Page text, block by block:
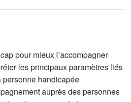
pour mieux l’accompagner
les principaux paramètres liés
personne handicapée
auprès des personnes